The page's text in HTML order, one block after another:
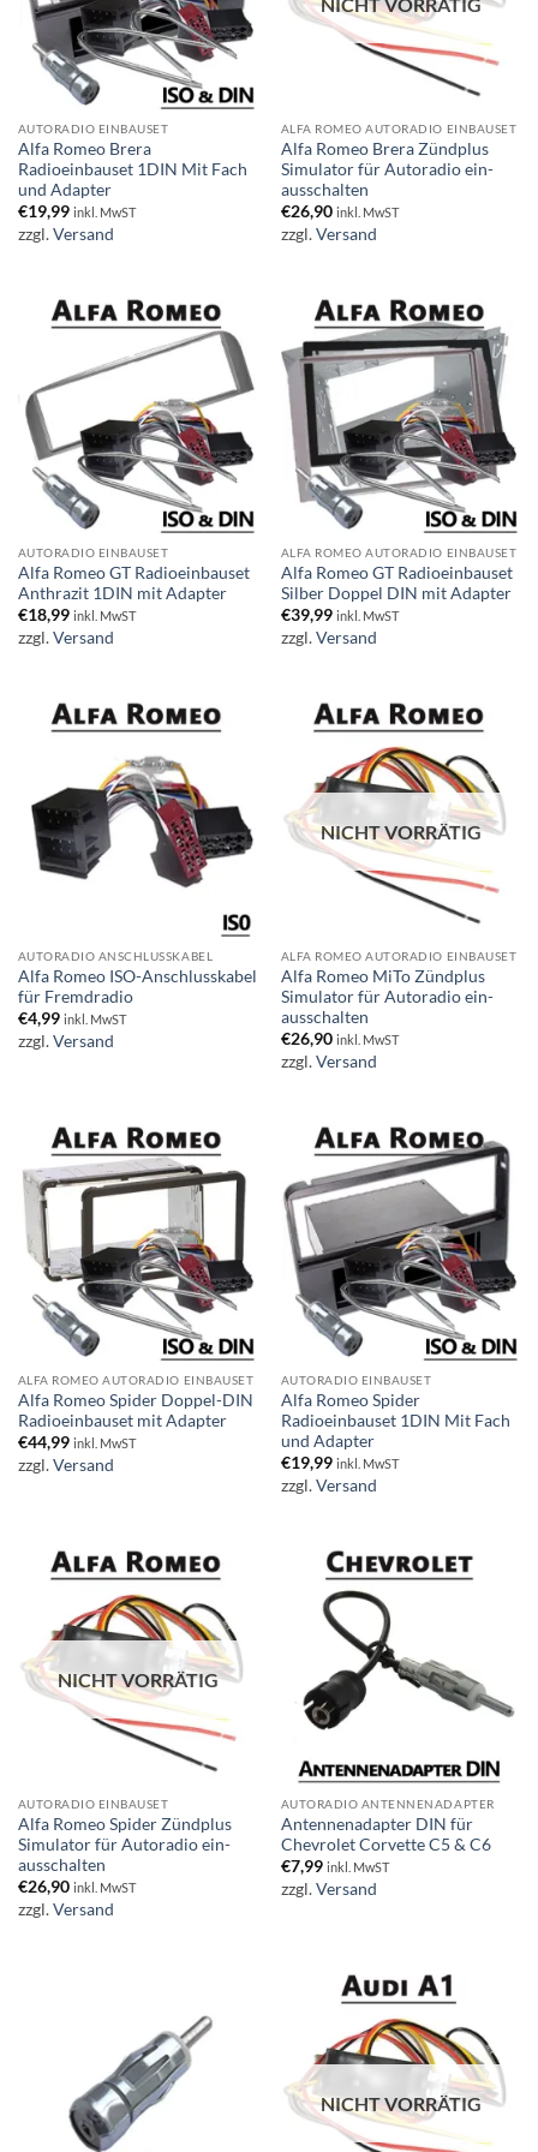
AUTORADIO EINBAUSET
Alfa Romeo Brera
Radioeinbauset 1DIN Mit Fach
und Adapter
€19,99 inkl. MwST
zzgl.Versand
ALFA ROMEO AUTORADIO EINBAUSET
Alfa Romeo Brera Zündplus
Simulator für Autoradio ein-
ausschalten
€26,90 inkl. MwST
zzgl.Versand
AUTORADIO EINBAUSET
Alfa Romeo GT Radioeinbauset
Anthrazit 1DIN mit Adapter
€18,99 inkl. MwST
zzgl.Versand
ALFA ROMEO AUTORADIO EINBAUSET
Alfa Romeo GT Radioeinbauset
Silber Doppel DIN mit Adapter
€39,99 inkl. MwST
zzgl.Versand
AUTORADIO ANSCHLUSSKABEL
Alfa Romeo ISO-Anschlusskabel
für Fremdradio
€4,99 inkl. MwST
zzgl.Versand
NICHT VORRÄTIG
ALFA ROMEO AUTORADIO EINBAUSET
Alfa Romeo MiTo Zündplus
Simulator für Autoradio ein-
ausschalten
€26,90 inkl. MwST
zzgl.Versand
ALFA ROMEO AUTORADIO EINBAUSET
Alfa Romeo Spider Doppel-DIN
Radioeinbauset mit Adapter
€44,99 inkl. MwST
zzgl.Versand
AUTORADIO EINBAUSET
Alfa Romeo Spider
Radioeinbauset 1DIN Mit Fach
und Adapter
€19,99 inkl. MwST
zzgl.Versand
NICHT VORRÄTIG
AUTORADIO EINBAUSET
Alfa Romeo Spider Zündplus
Simulator für Autoradio ein-
ausschalten
€26,90 inkl. MwST
zzgl.Versand
AUTORADIO ANTENNENADAPTER
Antennenadapter DIN für
Chevrolet Corvette C5 & C6
€7,99 inkl. MwST
zzgl.Versand
NICHT VORRÄTIG